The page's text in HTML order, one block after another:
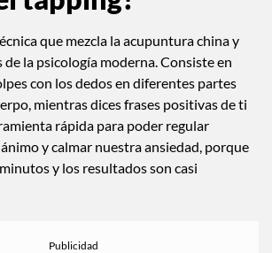
tapping?
que mezcla la acupuntura china y
la psicología moderna. Consiste en
con los dedos en diferentes partes
mientras dices frases positivas de ti
rápida para poder regular
y calmar nuestra ansiedad, porque
y los resultados son casi